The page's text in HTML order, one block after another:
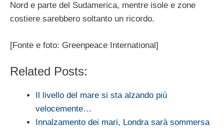
Nord e parte del Sudamerica, mentre isole e zone
costiere sarebbero soltanto un ricordo.
[Fonte e foto: Greenpeace International]
Related Posts:
Il livello del mare si sta alzando più
velocemente…
Innalzamento dei mari, Londra sarà sommersa